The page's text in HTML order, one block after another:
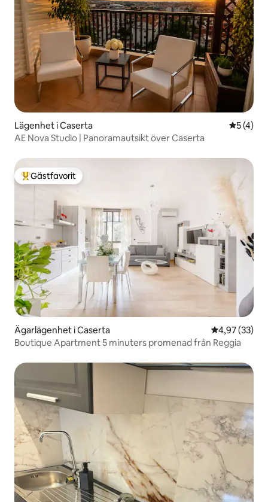
Lägenhet i Caserta 5 av 5 i
5 (4)
AE Nova Studio | Panoramautsikt över Caserta
Populär gästfavorit
Gästfavorit
Ägarlägenhet i Caserta 4,97 av 5 i
4,97 (33)
Boutique Apartment 5 minuters promenad från Reggia